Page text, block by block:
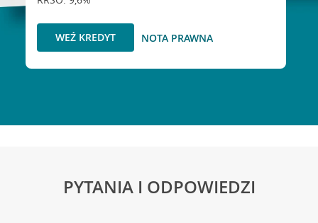
WEŹ KREDYT NOTA PRAWNA
PYTANIA I ODPOWIEDZI